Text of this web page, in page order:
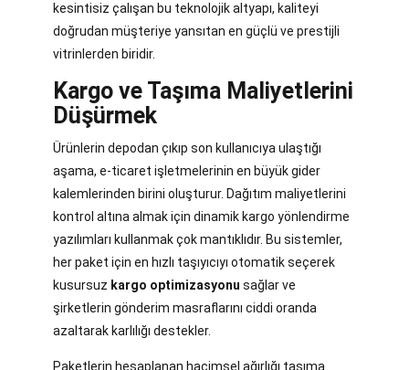
kesintisiz çalışan bu teknolojik altyapı, kaliteyi
doğrudan müşteriye yansıtan en güçlü ve prestijli
vitrinlerden biridir.
Kargo ve Taşıma Maliyetlerini
Düşürmek
Ürünlerin depodan çıkıp son kullanıcıya ulaştığı
aşama, e-ticaret işletmelerinin en büyük gider
kalemlerinden birini oluşturur. Dağıtım maliyetlerini
kontrol altına almak için dinamik kargo yönlendirme
yazılımları kullanmak çok mantıklıdır. Bu sistemler,
her paket için en hızlı taşıyıcıyı otomatik seçerek
kusursuz kargo optimizasyonu sağlar ve
şirketlerin gönderim masraflarını ciddi oranda
azaltarak karlılığı destekler.
Paketlerin hesaplanan hacimsel ağırlığı taşıma